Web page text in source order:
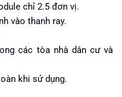
chỉ 2.5 đơn vị.
vào thanh ray.
các tòa nhà dân cư và
khi sử dụng.